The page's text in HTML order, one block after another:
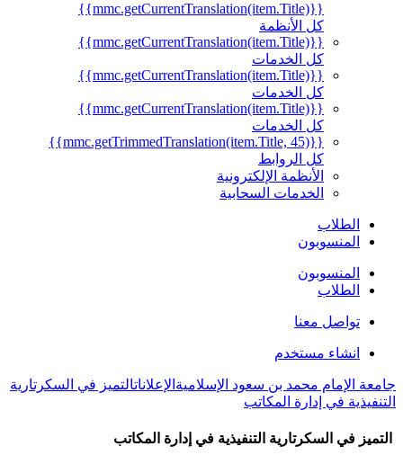
{{mmc.getCurrentTranslation(item.Title)}}
كل الأنظمة
{{mmc.getCurrentTranslation(item.Title)}}
كل الخدمات
{{mmc.getCurrentTranslation(item.Title)}}
كل الخدمات
{{mmc.getCurrentTranslation(item.Title)}}
كل الخدمات
{{mmc.getTrimmedTranslation(item.Title, 45)}}
كل الروابط
الأنظمة الإلكترونية
الخدمات السحابية
الطلاب
المنسوبون
المنسوبون
الطلاب
تواصل معنا
انشاء مستخدم
جامعة الإمام محمد بن سعود الإسلاميةالإعلاناتالتميز في السكرتارية
التنفيذية في إدارة المكاتب
التميز في السكرتارية التنفيذية في إدارة المكاتب